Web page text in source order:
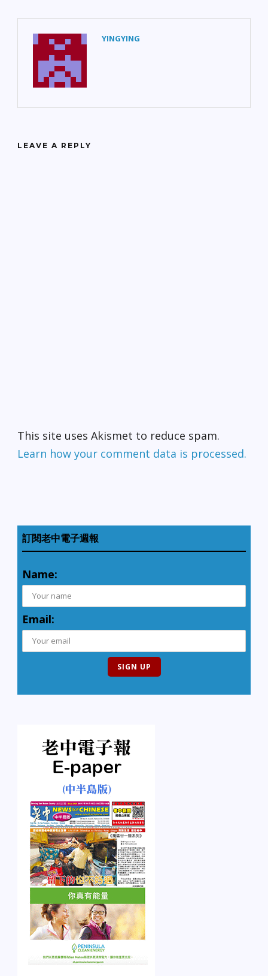
YINGYING
LEAVE A REPLY
This site uses Akismet to reduce spam.
Learn how your comment data is processed.
訂閱老中電子週報
Name:
Email: